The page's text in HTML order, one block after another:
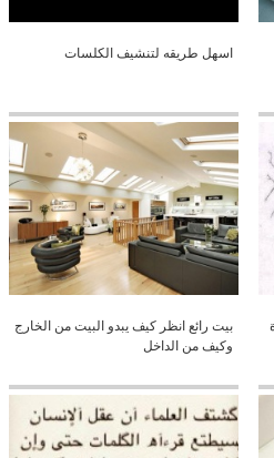
اسهل طريقه لتنشيف الكلسات
بيت رائع انظر كيف يبدو البيت من الخارج
وكيف من الداخل